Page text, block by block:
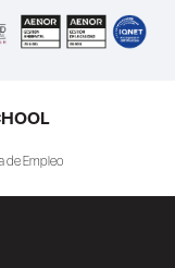
de Empleo